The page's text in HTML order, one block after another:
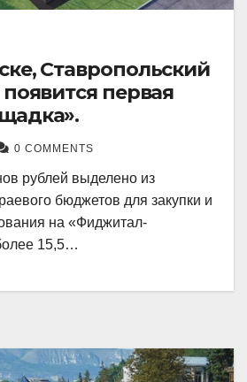
Ставропольский
первая
0 COMMENTS
рублей выделено из
бюджетов для закупки и
на «Фиджитал-
15,5…